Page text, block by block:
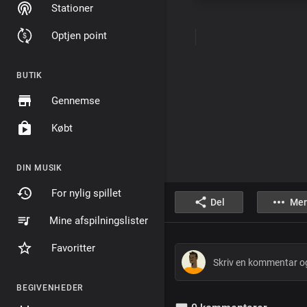
Stationer
Optjen point
BUTIK
Gennemse
Købt
DIN MUSIK
For nylig spillet
Mine afspilningslister
Favoritter
BEGIVENHEDER
Del